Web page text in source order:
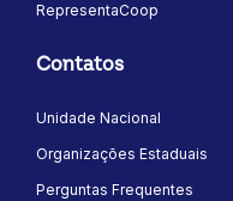
RepresentaCoop
Contatos
Unidade Nacional
Organizações Estaduais
Perguntas Frequentes